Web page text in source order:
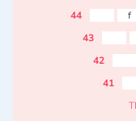
44
f
43
42
41